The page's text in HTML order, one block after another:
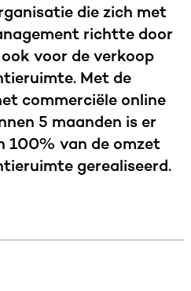
die zich met
richtte door
voor de verkoop
Met de
commerciële online
5 maanden is er
100% van de omzet
gerealiseerd.